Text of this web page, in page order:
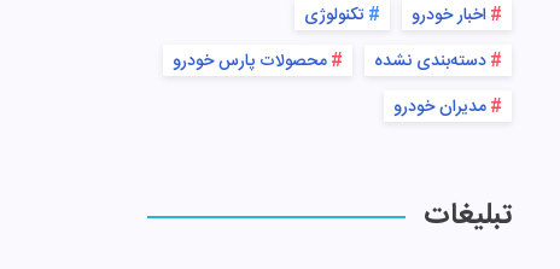
اخبار خودرو
تکنولوژی
دسته‌بندی نشده
محصولات پارس خودرو
مدیران خودرو
تبلیغات